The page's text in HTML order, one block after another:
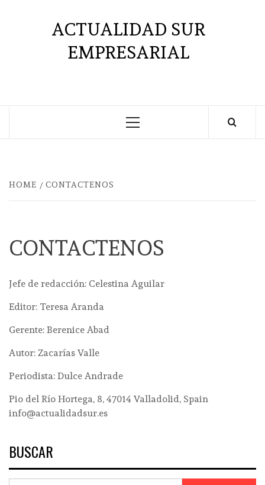
ACTUALIDAD SUR
EMPRESARIAL
Menú
HOME CONTACTENOS
CONTACTENOS
Jefe de redacción: Celestina Aguilar
Editor: Teresa Aranda
Gerente: Berenice Abad
Autor: Zacarías Valle
Periodista: Dulce Andrade
Pio del Río Hortega, 8, 47014 Valladolid, Spain
info@actualidadsur.es
BUSCAR